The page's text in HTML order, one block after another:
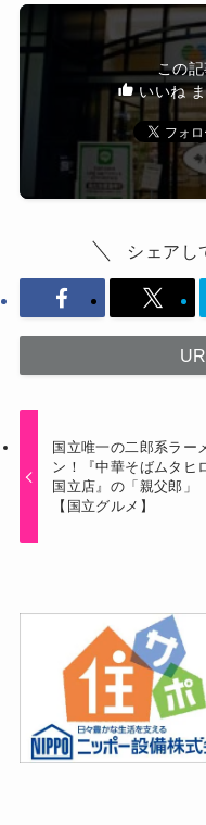
この
いいね
シェアし
国立唯一の二郎系ラー
ン！『中華そばムタヒ
国立店』の「親父郎」
【国立グルメ】